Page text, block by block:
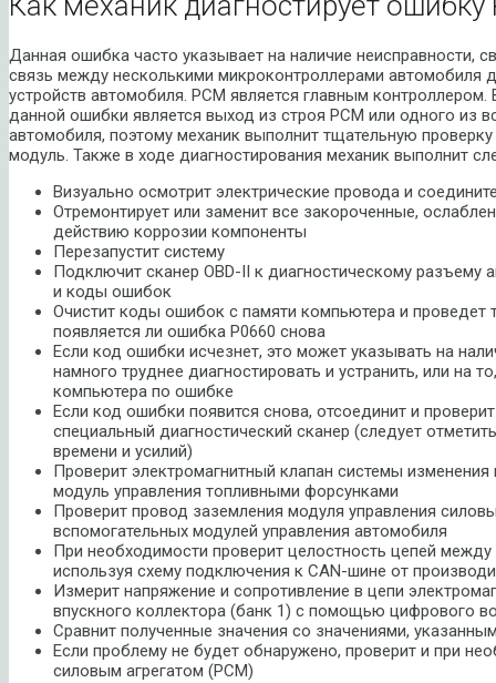
Данная ошибка часто указывает на наличие неисправности,
связь между несколькими микроконтроллерами автомобиля
устройств автомобиля. PCM является главным
данной ошибки является выход из строя PCM или одного из
автомобиля, поэтому механик выполнит тщательную
модуль. Также в ходе диагностирования механик выполнит
Визуально осмотрит электрические провода и
Отремонтирует или заменит все закороченные,
действию коррозии компоненты
Перезапустит систему
Подключит сканер OBD-II к диагностическому разъему
и коды ошибок
Очистит коды ошибок с памяти компьютера и проведет
появляется ли ошибка P0660 снова
Если код ошибки исчезнет, это может указывать на
намного труднее диагностировать и устранить, или на
компьютера по ошибке
Если код ошибки появится снова, отсоединит и
специальный диагностический сканер (следует
времени и усилий)
Проверит электромагнитный клапан системы
модуль управления топливными форсунками
Проверит провод заземления модуля управления
вспомогательных модулей управления автомобиля
При необходимости проверит целостность цепей
используя схему подключения к CAN-шине от
Измерит напряжение и сопротивление в цепи
впускного коллектора (банк 1) с помощью цифрового
Сравнит полученные значения со значениями,
Если проблему не будет обнаружено, проверит и при
силовым агрегатом (PCM)